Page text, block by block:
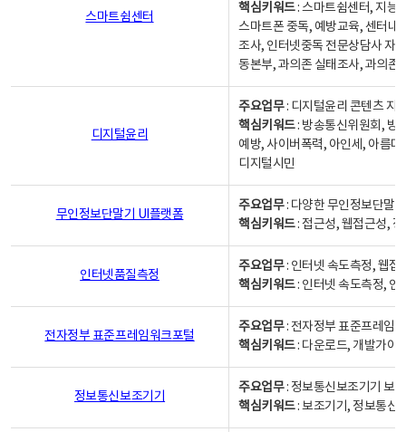
스마트쉼센터
핵심키워드: 스마트쉼센터, 지능
스마트폰 중독, 예방교육, 센터내
조사, 인터넷중독 전문상담사 자
동본부, 과의존 실태조사, 과의존
디지털윤리
주요업무: 디지털윤리 콘텐츠 지
핵심키워드: 방송통신위원회, 방
예방, 사이버폭력, 아인세, 아름
디지털시민
무인정보단말기 UI플랫폼
주요업무: 다양한 무인정보단말
핵심키워드: 접근성, 웹접근성,
인터넷품질측정
주요업무: 인터넷 속도측정, 웹접
핵심키워드: 인터넷 속도측정, 인
전자정부 표준프레임워크포털
주요업무: 전자정부 표준프레임
핵심키워드: 다운로드, 개발가이
정보통신보조기기
주요업무: 정보통신보조기기 보
핵심키워드: 보조기기, 정보통신